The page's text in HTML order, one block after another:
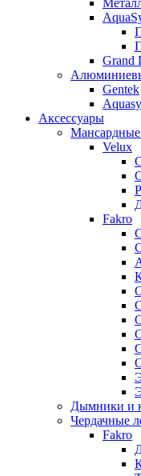
Grand
Gentek
Аксессуары
Мансардные
Velux
Fakro
Дымники и
Чердачные
Fakro